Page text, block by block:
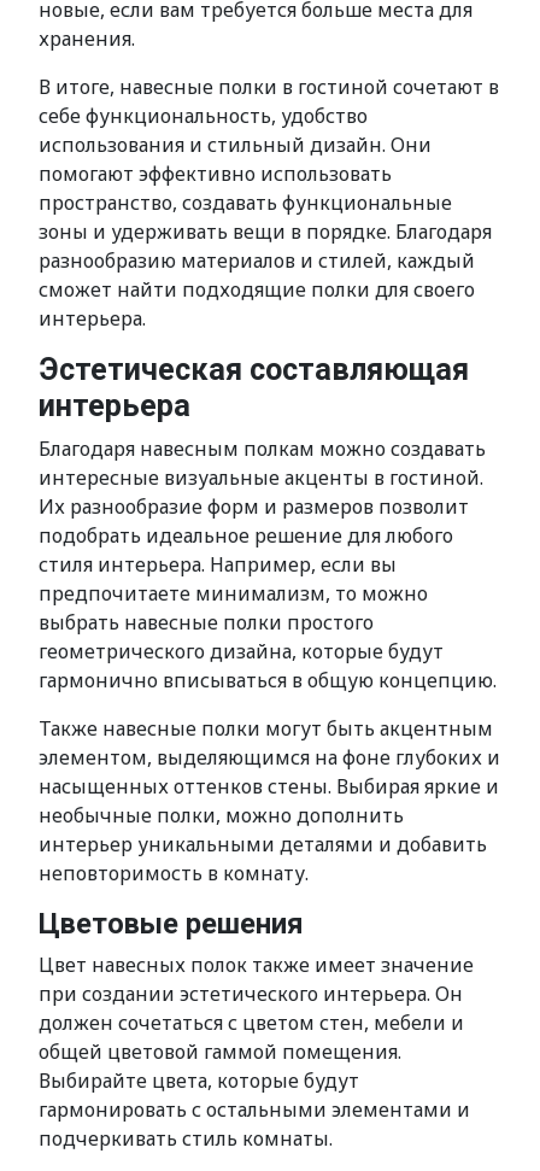
новые, если вам требуется больше места для
хранения.
В итоге, навесные полки в гостиной сочетают в
себе функциональность, удобство
использования и стильный дизайн. Они
помогают эффективно использовать
пространство, создавать функциональные
зоны и удерживать вещи в порядке. Благодаря
разнообразию материалов и стилей, каждый
сможет найти подходящие полки для своего
интерьера.
Эстетическая составляющая
интерьера
Благодаря навесным полкам можно создавать
интересные визуальные акценты в гостиной.
Их разнообразие форм и размеров позволит
подобрать идеальное решение для любого
стиля интерьера. Например, если вы
предпочитаете минимализм, то можно
выбрать навесные полки простого
геометрического дизайна, которые будут
гармонично вписываться в общую концепцию.
Также навесные полки могут быть акцентным
элементом, выделяющимся на фоне глубоких и
насыщенных оттенков стены. Выбирая яркие и
необычные полки, можно дополнить
интерьер уникальными деталями и добавить
неповторимость в комнату.
Цветовые решения
Цвет навесных полок также имеет значение
при создании эстетического интерьера. Он
должен сочетаться с цветом стен, мебели и
общей цветовой гаммой помещения.
Выбирайте цвета, которые будут
гармонировать с остальными элементами и
подчеркивать стиль комнаты.